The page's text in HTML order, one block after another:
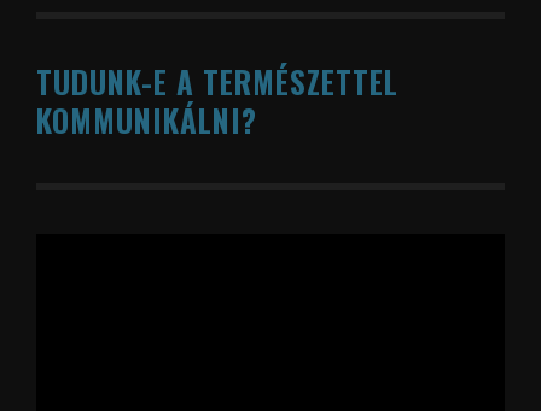
TUDUNK-E A TERMÉSZETTEL
KOMMUNIKÁLNI?